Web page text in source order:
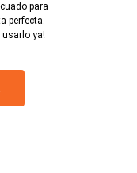
para
perfecta.
usarlo ya!